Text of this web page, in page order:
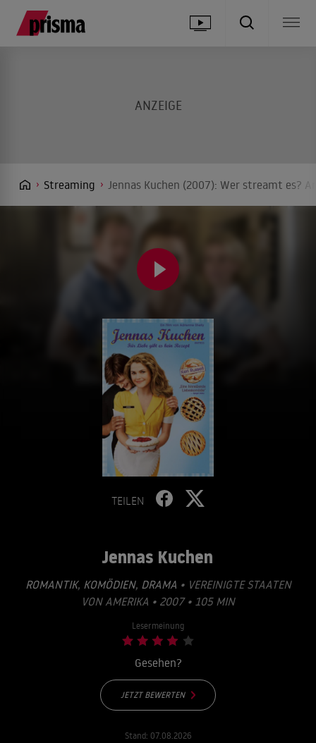
Streaming Jennas Kuchen (2007): Wer streamt es?
TEILEN
Jennas Kuchen
ROMANTIK, KOMÖDIEN, DRAMA • VEREINIGTE STAATEN
VON AMERIKA • 2007 • 105 MIN
Lesermeinung
Gesehen?
JETZT BEWERTEN
Stand: 07.08.2026